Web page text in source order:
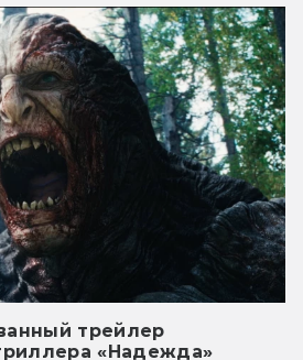
трейлер
«Надежда»